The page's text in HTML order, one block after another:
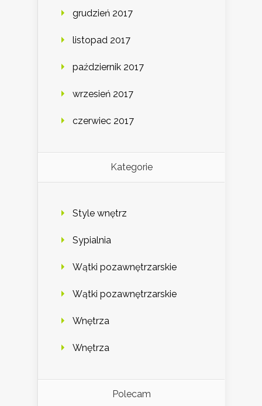
grudzień 2017
listopad 2017
październik 2017
wrzesień 2017
czerwiec 2017
Kategorie
Style wnętrz
Sypialnia
Wątki pozawnętrzarskie
Wątki pozawnętrzarskie
Wnętrza
Wnętrza
Polecam